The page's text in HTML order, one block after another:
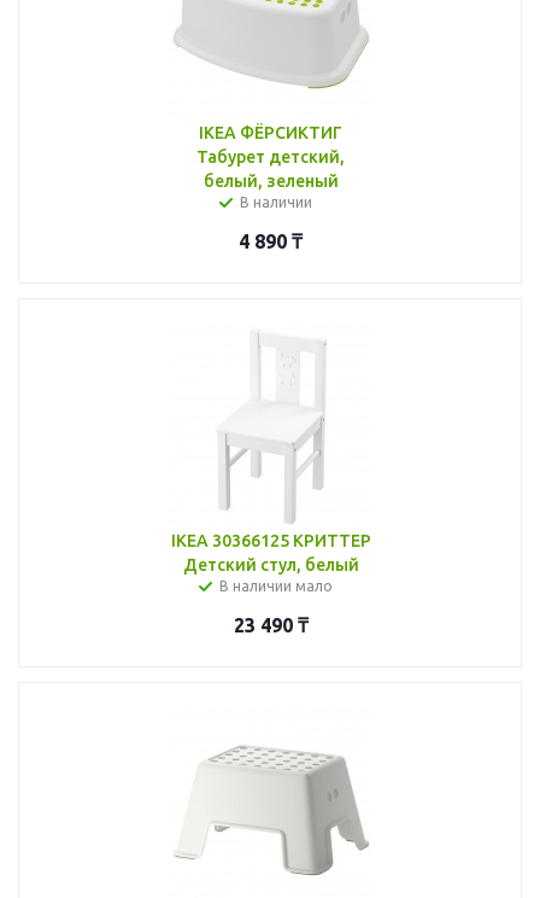
IKEA ФЁРСИКТИГ
Табурет детский,
белый, зеленый
В наличии
4 890 ₸
IKEA 30366125 КРИТТЕР
Детский стул, белый
В наличии мало
23 490₸